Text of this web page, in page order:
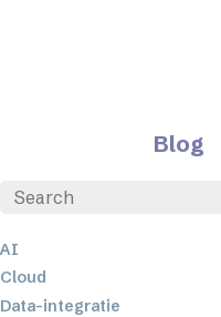
Blog
AI
Cloud
Data-integratie